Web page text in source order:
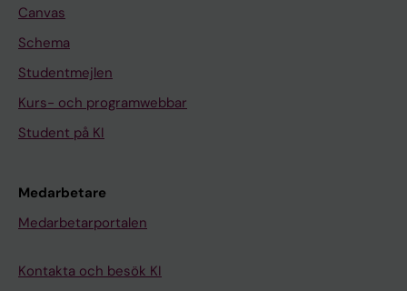
Canvas
Schema
Studentmejlen
Kurs- och programwebbar
Student på KI
Medarbetare
Medarbetarportalen
Kontakta och besök KI